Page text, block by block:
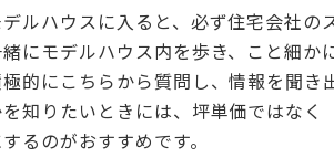
デルハウスに入ると、必ず住宅会社の
にモデルハウス内を歩き、こと細か
的にこちらから質問し、情報を聞き
知りたいときには、坪単価ではな
るのがおすすめです。